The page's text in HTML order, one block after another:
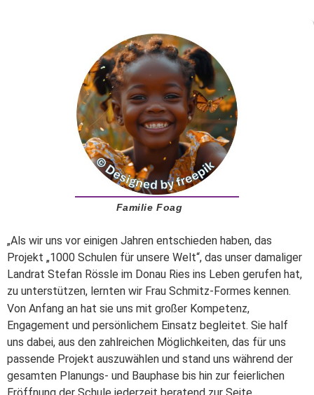
Familie Foag
„Als wir uns vor einigen Jahren entschieden haben, das
Projekt „1000 Schulen für unsere Welt“, das unser damaliger
Landrat Stefan Rössle im Donau Ries ins Leben gerufen hat,
zu unterstützen, lernten wir Frau Schmitz-Formes kennen.
Von Anfang an hat sie uns mit großer Kompetenz,
Engagement und persönlichem Einsatz begleitet. Sie half
uns dabei, aus den zahlreichen Möglichkeiten, das für uns
passende Projekt auszuwählen und stand uns während der
gesamten Planungs- und Bauphase bis hin zur feierlichen